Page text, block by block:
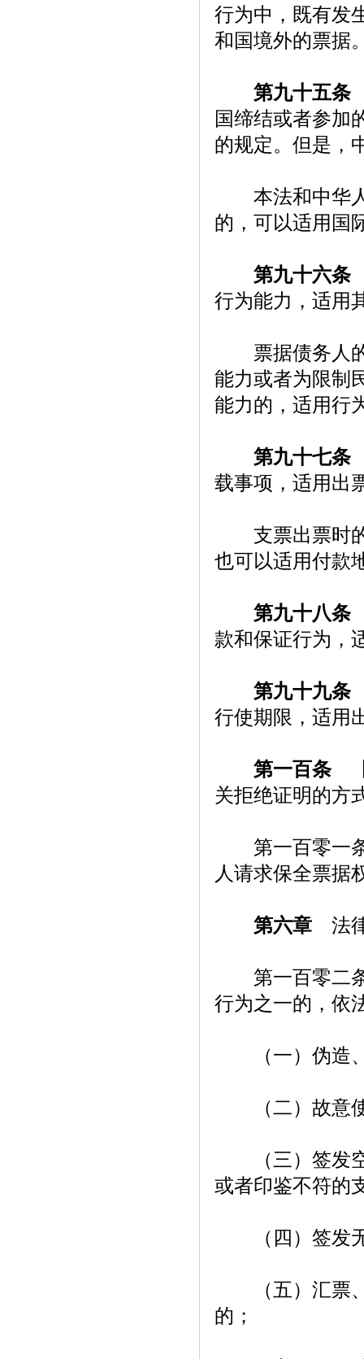
行为中，既有发
和国境外的票据
第九十五条
国缔结或者参加
的规定。但是，
本法和中华人
的，可以适用国
第九十六条
行为能力，适用
票据债务人的
能力或者为限制
能力的，适用行
第九十七条
载事项，适用出
支票出票时的
也可以适用付款
第九十八条
款和保证行为，
第九十九条
行使期限，适用
第一百条
关拒绝证明的方
第一百零一条
人请求保全票据
第六章 法
第一百零二条
行为之一的，依
（一）伪造、
（二）故意使
（三）签发空
或者印鉴不符的
（四）签发无
（五）汇票、
的；